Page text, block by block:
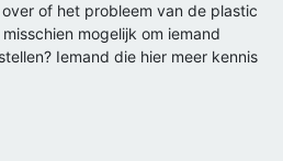
of het probleem van de plastic
mogelijk om iemand
Iemand die hier meer kennis